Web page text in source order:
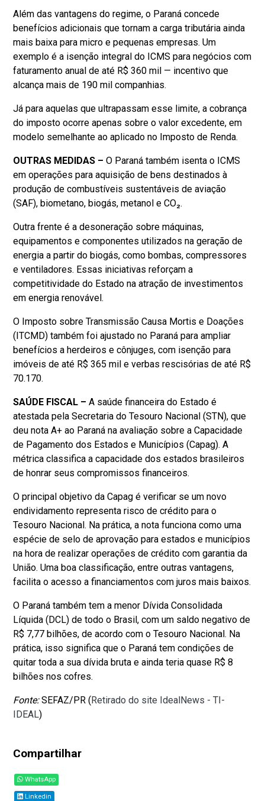
Além das vantagens do regime, o Paraná concede
benefícios adicionais que tornam a carga tributária ainda
mais baixa para micro e pequenas empresas. Um
exemplo é a isenção integral do ICMS para negócios com
faturamento anual de até R$ 360 mil — incentivo que
alcança mais de 190 mil companhias.
Já para aquelas que ultrapassam esse limite, a cobrança
do imposto ocorre apenas sobre o valor excedente, em
modelo semelhante ao aplicado no Imposto de Renda.
OUTRAS MEDIDAS – O Paraná também isenta o ICMS
em operações para aquisição de bens destinados à
produção de combustíveis sustentáveis de aviação
(SAF), biometano, biogás, metanol e CO₂.
Outra frente é a desoneração sobre máquinas,
equipamentos e componentes utilizados na geração de
energia a partir do biogás, como bombas, compressores
e ventiladores. Essas iniciativas reforçam a
competitividade do Estado na atração de investimentos
em energia renovável.
O Imposto sobre Transmissão Causa Mortis e Doações
(ITCMD) também foi ajustado no Paraná para ampliar
benefícios a herdeiros e cônjuges, com isenção para
imóveis de até R$ 365 mil e verbas rescisórias de até R$
70.170.
SAÚDE FISCAL – A saúde financeira do Estado é
atestada pela Secretaria do Tesouro Nacional (STN), que
deu nota A+ ao Paraná na avaliação sobre a Capacidade
de Pagamento dos Estados e Municípios (Capag). A
métrica classifica a capacidade dos estados brasileiros
de honrar seus compromissos financeiros.
O principal objetivo da Capag é verificar se um novo
endividamento representa risco de crédito para o
Tesouro Nacional. Na prática, a nota funciona como uma
espécie de selo de aprovação para estados e municípios
na hora de realizar operações de crédito com garantia da
União. Uma boa classificação, entre outras vantagens,
facilita o acesso a financiamentos com juros mais baixos.
O Paraná também tem a menor Dívida Consolidada
Líquida (DCL) de todo o Brasil, com um saldo negativo de
R$ 7,77 bilhões, de acordo com o Tesouro Nacional. Na
prática, isso significa que o Paraná tem condições de
quitar toda a sua dívida bruta e ainda teria quase R$ 8
bilhões nos cofres.
Fonte:SEFAZ/PR (Retirado do site IdealNews - TI-
IDEAL)
Compartilhar
WhatsApp
Linkedin